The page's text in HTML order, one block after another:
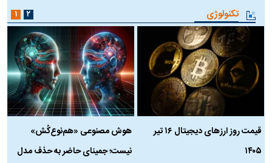
تکنولوژی
قیمت روز ارز‌های دیجیتال ۱۶ تیر
۱۴۰۵
هوش مصنوعی «هم‌نوع‌کُش»
نیست؛ جمینای حاضر به حذف مدل
۱ ۲